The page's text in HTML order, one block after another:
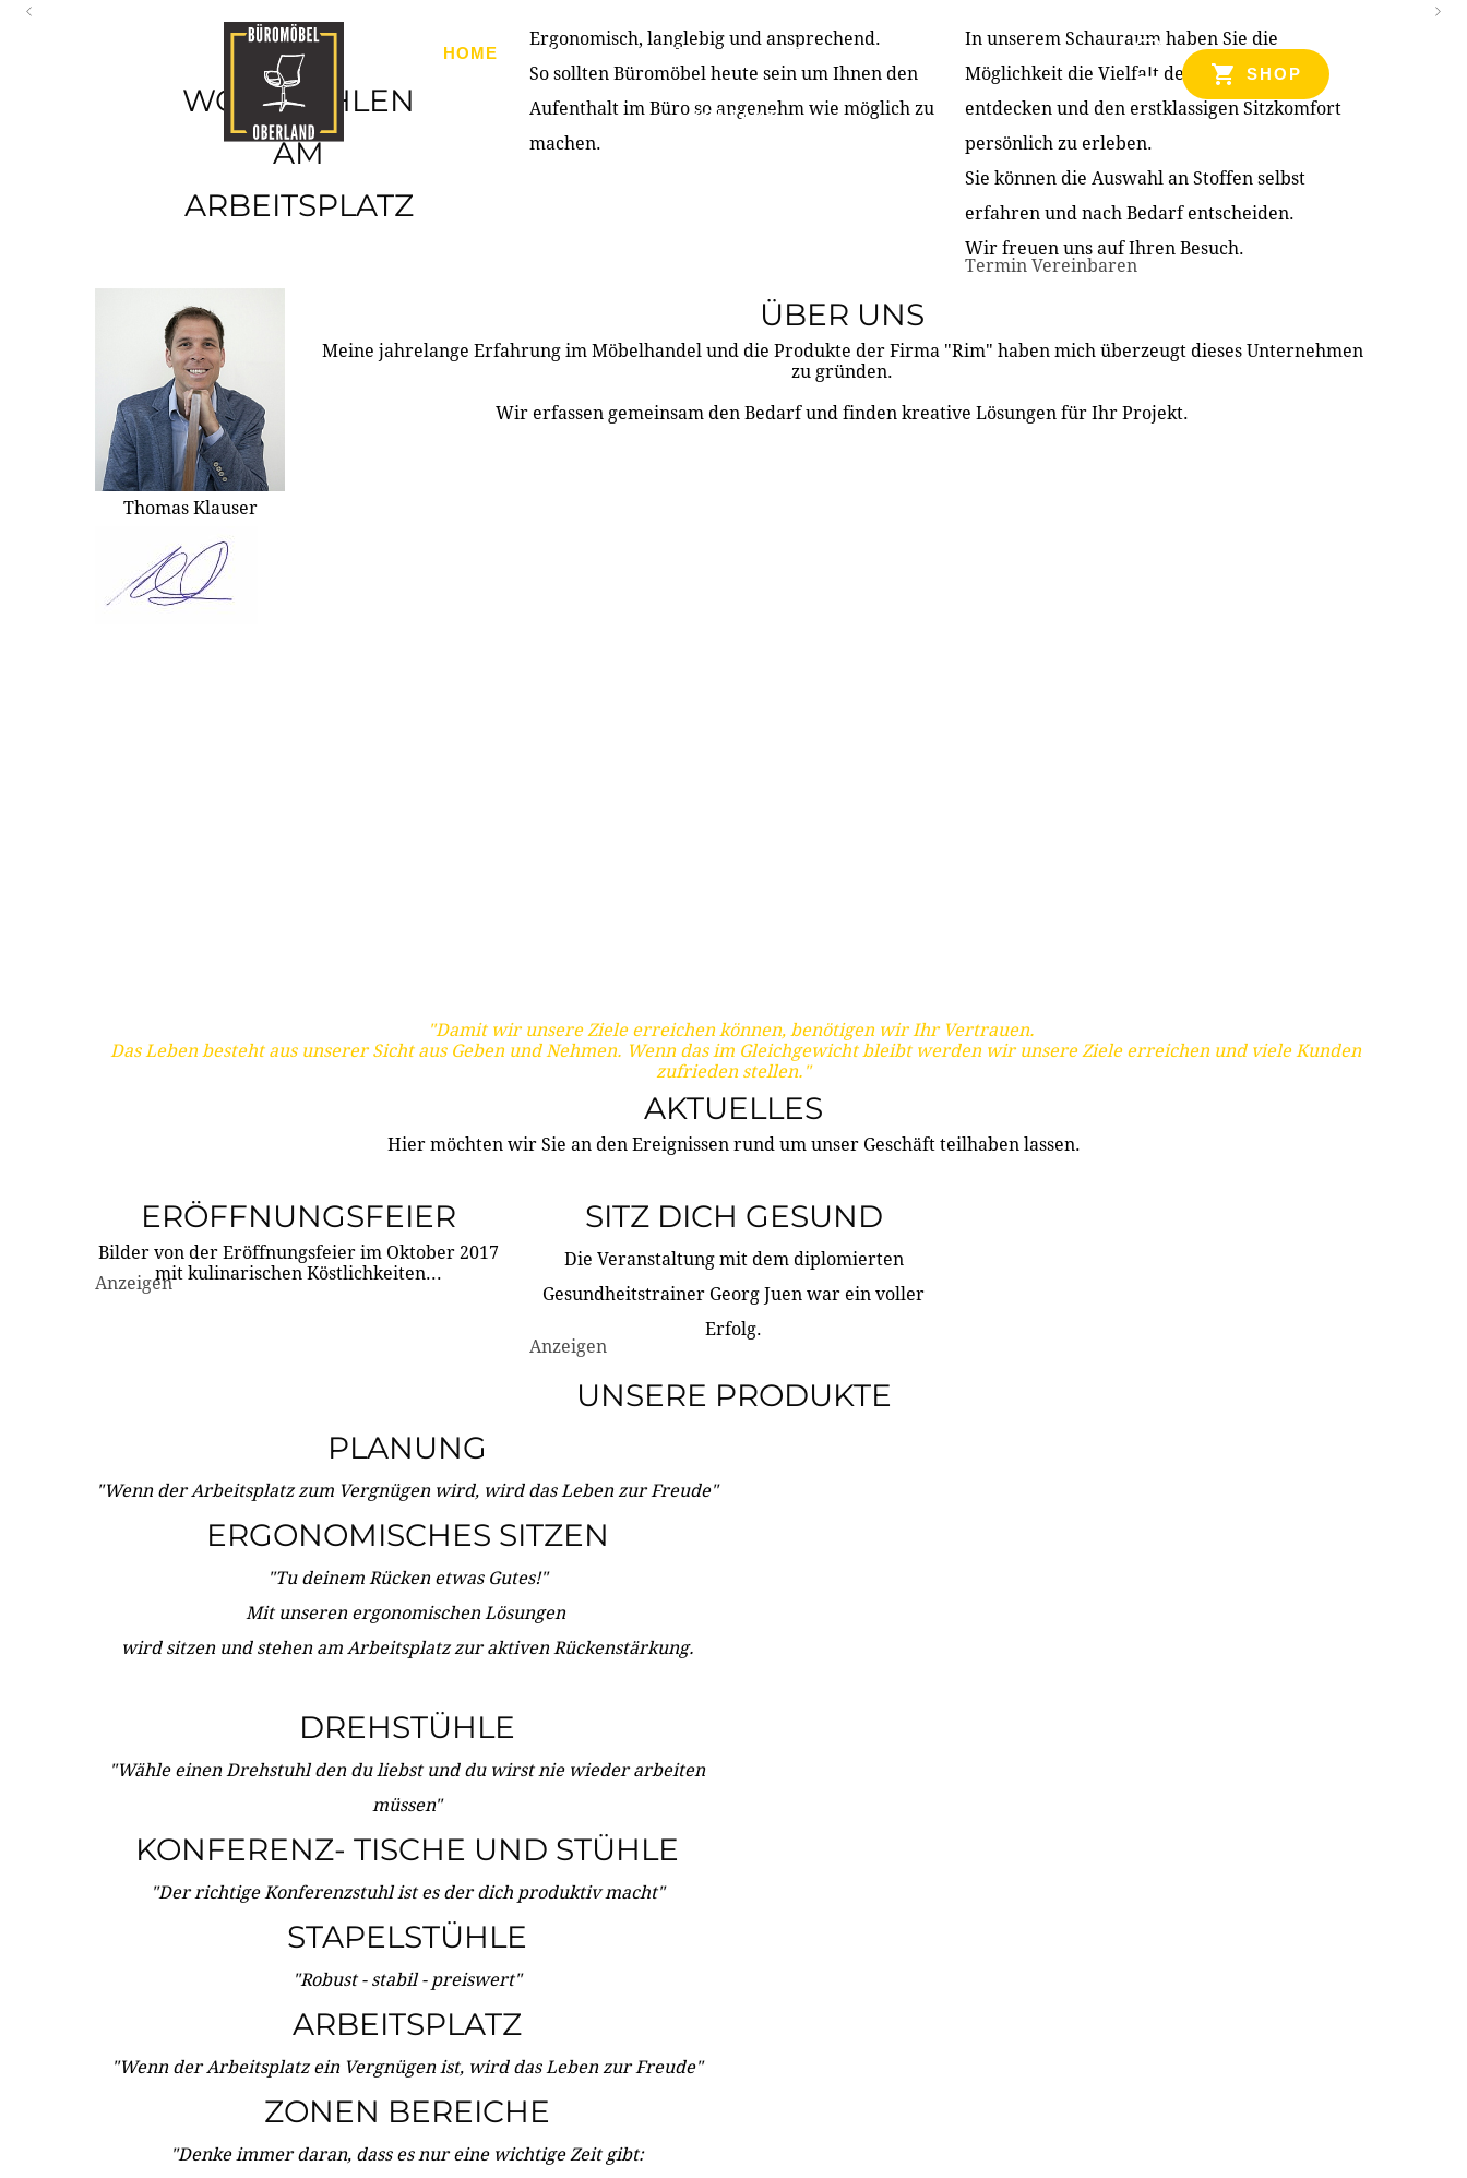
HOME PRODUKTE ÜBER UNS PARTNER & REFERENZEN
KONTAKT
SHOP
WOHLFÜHLEN
AM
ARBEITSPLATZ
Ergonomisch, langlebig und ansprechend.
So sollten Büromöbel heute sein um Ihnen den
Aufenthalt im Büro so angenehm wie möglich zu
machen.
In unserem Schauraum haben Sie die
Möglichkeit die Vielfalt der Produkte zu
entdecken und den erstklassigen Sitzkomfort
persönlich zu erleben.
Sie können die Auswahl an Stoffen selbst
erfahren und nach Bedarf entscheiden.
Wir freuen uns auf Ihren Besuch.
Termin Vereinbaren
Thomas Klauser
ÜBER UNS
Meine jahrelange Erfahrung im Möbelhandel und die Produkte der Firma "Rim" haben mich überzeugt dieses Unternehmen
zu gründen.
Wir erfassen gemeinsam den Bedarf und finden kreative Lösungen für Ihr Projekt.
"Damit wir unsere Ziele erreichen können, benötigen wir Ihr Vertrauen.
Das Leben besteht aus unserer Sicht aus Geben und Nehmen. Wenn das im Gleichgewicht bleibt werden wir unsere Ziele erreichen und viele Kunden
zufrieden stellen."
AKTUELLES
Hier möchten wir Sie an den Ereignissen rund um unser Geschäft teilhaben lassen.
ERÖFFNUNGSFEIER
Bilder von der Eröffnungsfeier im Oktober 2017
mit kulinarischen Köstlichkeiten...
Anzeigen
SITZ DICH GESUND
Die Veranstaltung mit dem diplomierten
Gesundheitstrainer Georg Juen war ein voller
Erfolg.
Anzeigen
UNSERE PRODUKTE
PLANUNG
"Wenn der Arbeitsplatz zum Vergnügen wird, wird das Leben zur Freude"
ERGONOMISCHES SITZEN
"Tu deinem Rücken etwas Gutes!"
Mit unseren ergonomischen Lösungen
wird sitzen und stehen am Arbeitsplatz zur aktiven Rückenstärkung.
DREHSTÜHLE
"Wähle einen Drehstuhl den du liebst und du wirst nie wieder arbeiten
müssen"
KONFERENZ- TISCHE UND STÜHLE
"Der richtige Konferenzstuhl ist es der dich produktiv macht"
STAPELSTÜHLE
"Robust - stabil - preiswert"
ARBEITSPLATZ
"Wenn der Arbeitsplatz ein Vergnügen ist, wird das Leben zur Freude"
ZONEN BEREICHE
"Denke immer daran, dass es nur eine wichtige Zeit gibt: